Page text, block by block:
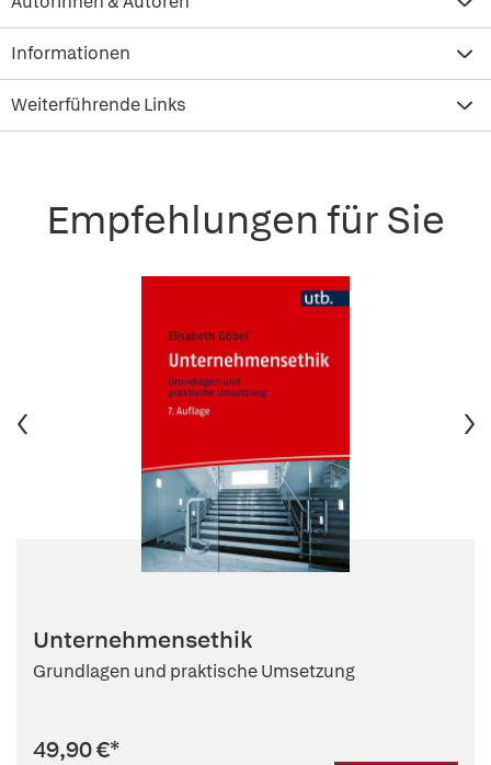
Informationen
Weiterführende Links
Empfehlungen für Sie
Unternehmensethik
Grundlagen und praktische Umsetzung
49,90 €*